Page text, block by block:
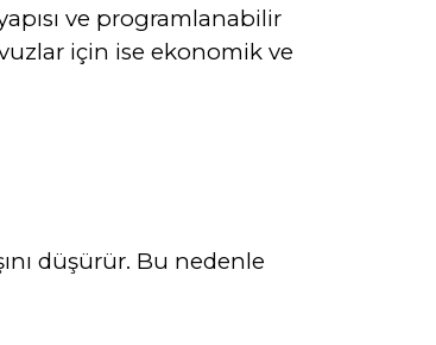
ve programlanabilir
için ise ekonomik ve
düşürür. Bu nedenle